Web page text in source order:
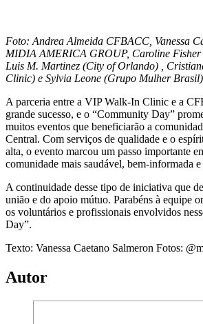
Foto: Andrea Almeida CFBACC, Vanessa
MIDIA AMERICA GROUP, Caroline Fisher
Luis M. Martinez (City of Orlando) ,
Clinic) e Sylvia Leone (Grupo Mulher
A parceria entre a VIP Walk-In Clinic e a
grande sucesso, e o “Community Day”
muitos eventos que beneficiarão a
Central. Com serviços de qualidade e o
alta, o evento marcou um passo importante
comunidade mais saudável, bem-informada e
A continuidade desse tipo de iniciativa que
união e do apoio mútuo. Parabéns à equipe
os voluntários e profissionais envolvidos
Day”.
Texto: Vanessa Caetano Salmeron Fotos:
Autor